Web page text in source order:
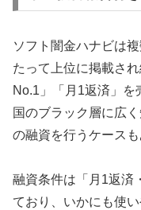
ソフト闇金ハナビは
たって上位に掲載さ
No.1」「月1返済」を
国のブラック層に広
の融資を行うケース
融資条件は「月1返済
ており、いかにも使